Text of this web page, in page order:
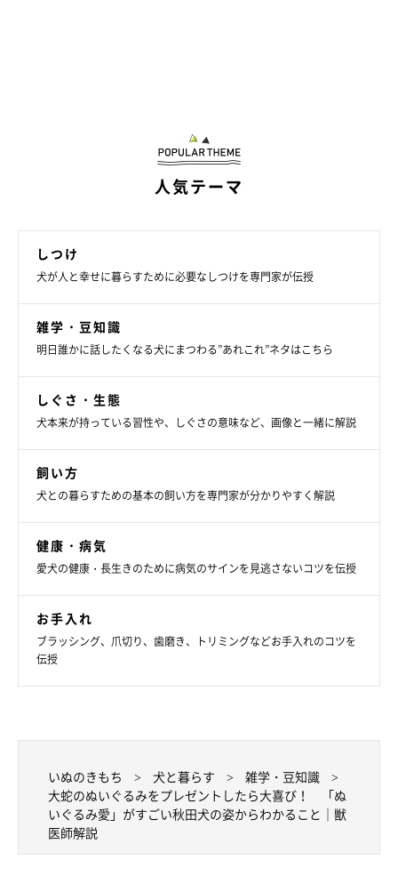
「常になにかしらのぬいぐるみを持っている」
というほど、ぬいぐるみが大好きなコなのだそう。家族の誰かが
みをくわえて出迎えてくれるといいます。
@komachi104
ほかにも、ぬいぐるみが好きすぎるあまり、こんなことがあるよ
うです。
人気テーマ
しつけ
犬が人と幸せに暮らすために必要なしつけを専門家が伝授
雑学・豆知識
明日誰かに話したくなる犬にまつわる”あれこれ”ネタはこちら
しぐさ・生態
犬本来が持っている習性や、しぐさの意味など、画像と一緒に解説
飼い方
犬との暮らすための基本の飼い方を専門家が分かりやすく解説
健康・病気
愛犬の健康・長生きのために病気のサインを見逃さないコツを伝授
お手入れ
ブラッシング、爪切り、歯磨き、トリミングなどお手入れのコツを
伝授
いぬのきもち 犬と暮らす
雑学・豆知識
大蛇のぬいぐるみをプレゼントしたら大喜び！ 「ぬ
いぐるみ愛」がすごい秋田犬の姿からわかること｜獣
医師解説